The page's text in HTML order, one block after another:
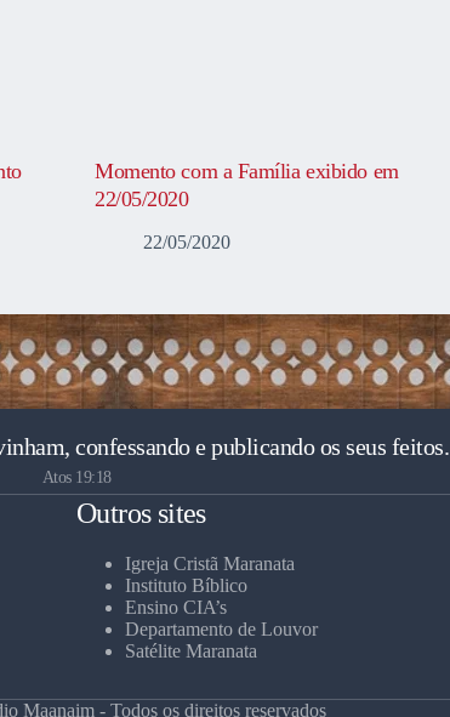
Momento com a Família exibido em
22/05/2020
22/05/2020
confessando e publicando os seus feitos.
Atos 19:18
Outros sites
Igreja Cristã Maranata
Instituto Bíblico
Ensino CIA’s
Departamento de Louvor
Satélite Maranata
Maanaim - Todos os direitos reservados